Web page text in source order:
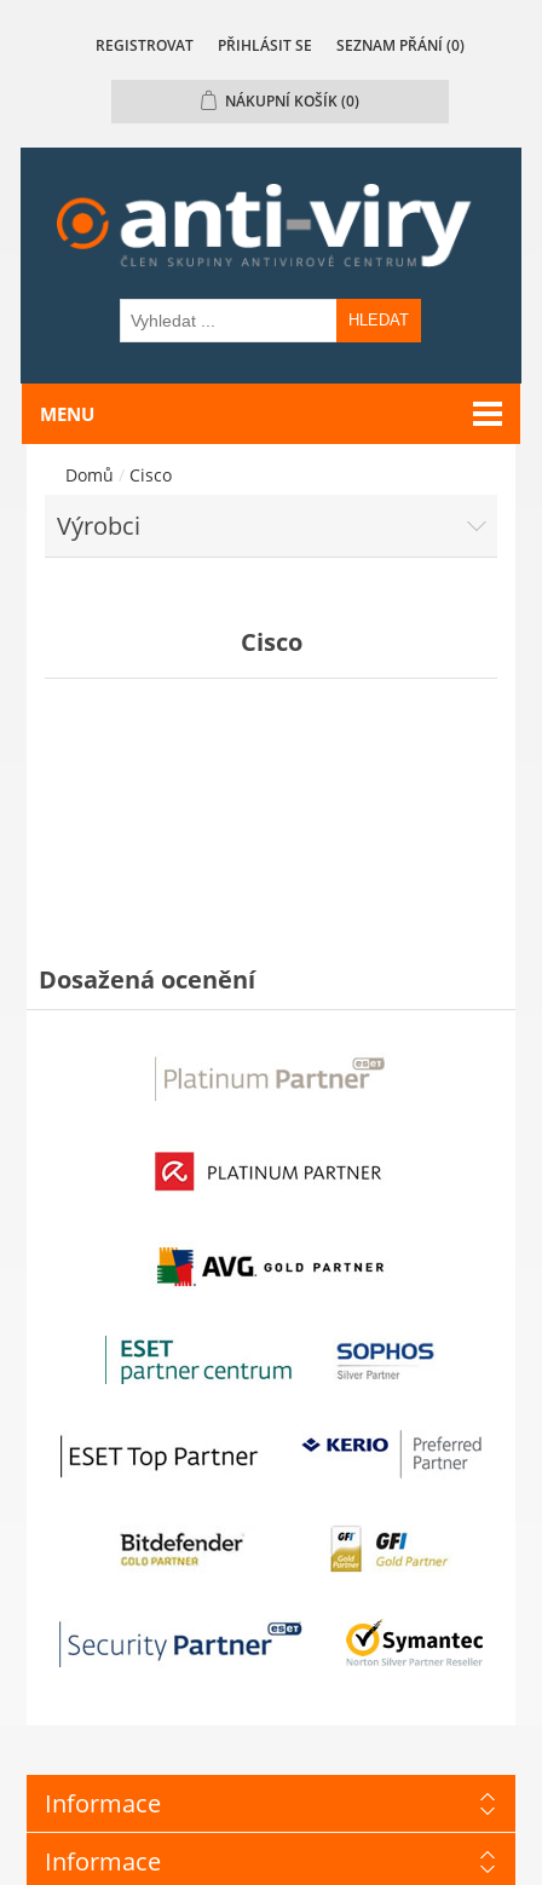
REGISTROVAT PŘIHLÁSIT SE SEZNAM PŘÁNÍ (0)
NÁKUPNÍ KOŠÍK(0)
HLEDAT
MENU
Domů / Cisco
Výrobci
Cisco
Dosažená ocenění
Informace
Informace